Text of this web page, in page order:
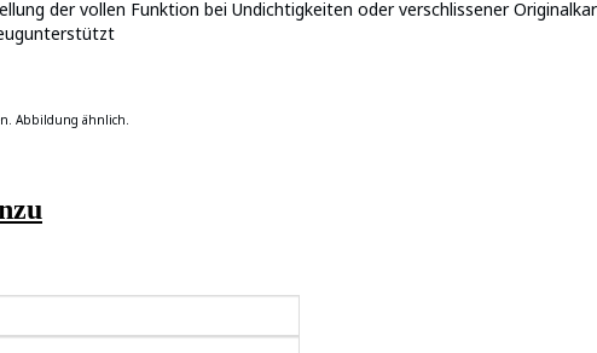
der vollen Funktion bei Undichtigkeiten oder verschlissener
Abbildung ähnlich.